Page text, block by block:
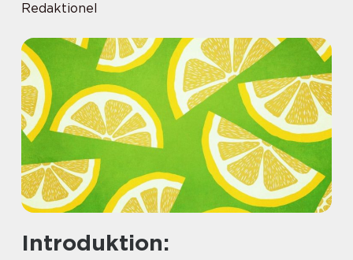
Redaktionel
Introduktion: